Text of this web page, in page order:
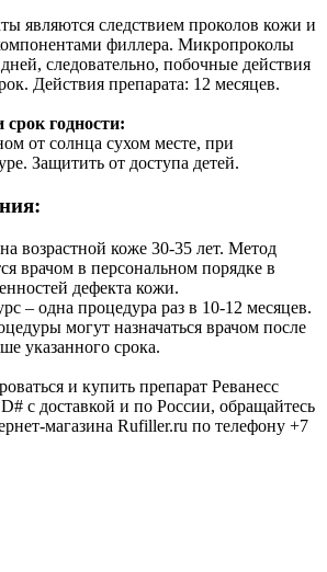
являются следствием проколов кожи и
филлера. Микропроколы
следовательно, побочные действия
Действия препарата: 12 месяцев.
годности:
от солнца сухом месте, при
Защитить от доступа детей.
возрастной коже 30-35 лет. Метод
врачом в персональном порядке в
дефекта кожи.
– одна процедура раз в 10-12 месяцев.
могут назначаться врачом после
указанного срока.
и купить препарат Реванесс
с доставкой и по России, обращайтесь
магазина Rufiller.ru по телефону +7